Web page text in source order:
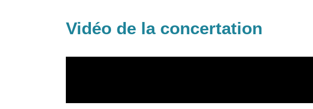
Vidéo de la concertation